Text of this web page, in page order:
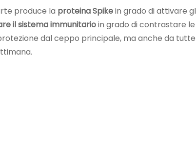
produce la proteina Spikein grado di attivare
il sistema immunitarioin grado di contrastare
dal ceppo principale, ma anche da